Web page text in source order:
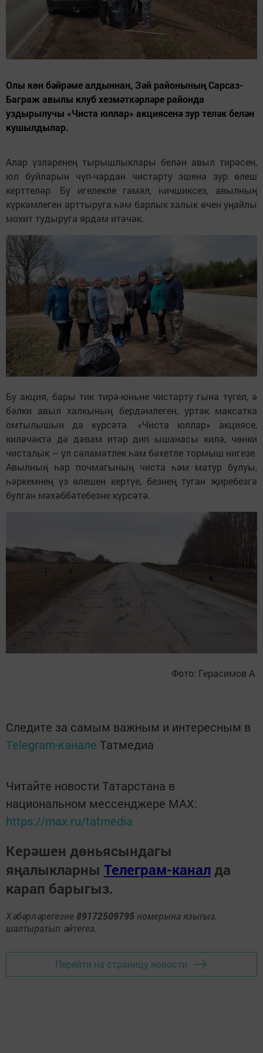
Олы көн бәйрәме алдыннан, Зәй районының Сарсаз-
Баграж авылы клуб хезмәткәрләре районда
уздырылучы «Чиста юллар» акциясенә зур теләк белән
кушылдылар.
Алар үзләренең тырышлыклары белән авыл тирәсен,
юл буйларын чүп-чардан чистарту эшенә зур өлеш
керттеләр. Бу игелекле гамәл, һичшиксез, авылның
күркәмлеген арттыруга һәм барлык халык өчен уңайлы
мохит тудыруга ярдәм итәчәк.
Бу акция, бары тик тирә-юньне чистарту гына түгел, ә
бәлки авыл халкының бердәмлеген, уртак максатка
омтылышын да күрсәтә. «Чиста юллар» акциясе,
киләчәктә дә дәвам итәр дип ышанасы килә, чөнки
чисталык – ул сәламәтлек һәм бәхетле тормыш нигезе.
Авылның һәр почмагының чиста һәм матур булуы,
һәркемнең үз өлешен кертүе, безнең туган җиребезгә
булган мәхәббәтебезне күрсәтә.
Фото: Герасимов А.
Следите за самым важным и интересным в
Telegram-канале Татмедиа
Читайте новости Татарстана в
национальном мессенджере MАХ:
https://max.ru/tatmedia
Керәшен дөньясындагы
яңалыкларны Телеграм-канал да
карап барыгыз.
Хәбәрләрегезне 89172509795 номерына языгыз,
шалтыратып әйтегез.
Перейти на страницу новости